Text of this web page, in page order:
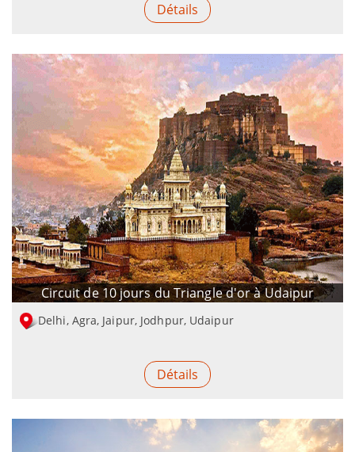
Détails
Circuit de 10 jours du Triangle d'or à Udaipur
Delhi, Agra, Jaipur, Jodhpur, Udaipur
Détails